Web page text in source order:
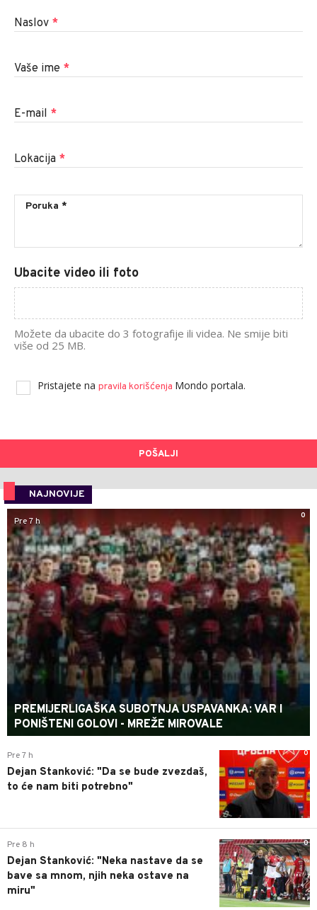
Naslov *
Vaše ime *
E-mail *
Lokacija *
Ubacite video ili foto
Možete da ubacite do 3 fotografije ili videa. Ne smije biti
više od 25 MB.
Pristajete na pravila korišćenja Mondo portala.
POŠALJI
NAJNOVIJE
0
Pre 7 h
PREMIJERLIGAŠKA SUBOTNJA USPAVANKA: VAR I
PONIŠTENI GOLOVI - MREŽE MIROVALE
0
Pre 7 h
Dejan Stanković: "Da se bude zvezdaš,
to će nam biti potrebno"
0
Pre 8 h
Dejan Stanković: "Neka nastave da se
bave sa mnom, njih neka ostave na
miru"